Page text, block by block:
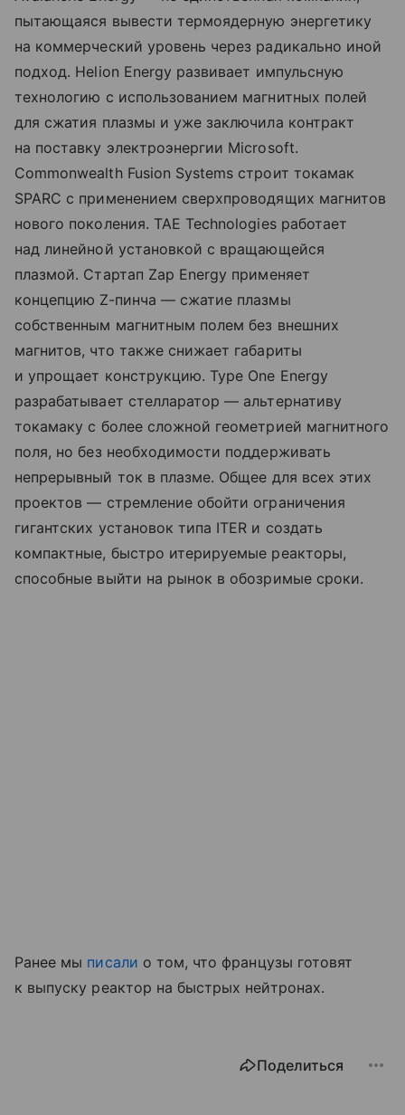
пытающаяся вывести термоядерную энергетику
на коммерческий уровень через радикально иной
подход. Helion Energy развивает импульсную
технологию с использованием магнитных полей
для сжатия плазмы и уже заключила контракт
на поставку электроэнергии Microsoft.
Commonwealth Fusion Systems строит токамак
SPARC с применением сверхпроводящих магнитов
нового поколения. TAE Technologies работает
над линейной установкой с вращающейся
плазмой. Стартап Zap Energy применяет
концепцию Z-пинча — сжатие плазмы
собственным магнитным полем без внешних
магнитов, что также снижает габариты
и упрощает конструкцию. Type One Energy
разрабатывает стелларатор — альтернативу
токамаку с более сложной геометрией магнитного
поля, но без необходимости поддерживать
непрерывный ток в плазме. Общее для всех этих
проектов — стремление обойти ограничения
гигантских установок типа ITER и создать
компактные, быстро итерируемые реакторы,
способные выйти на рынок в обозримые сроки.
Ранее мы писали о том, что французы готовят
к выпуску реактор на быстрых нейтронах.
Поделиться